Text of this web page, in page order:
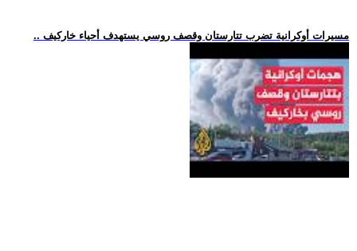
.. مسيرات أوكرانية تضرب تتارستان وقصف روسي يستهدف أحياء خاركيف